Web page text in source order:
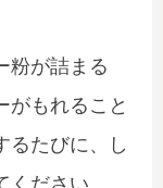
粉が詰まる
がもれること
るたびに、し
ださい。